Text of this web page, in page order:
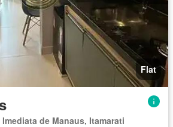
Flat
de Manaus, Itamarati